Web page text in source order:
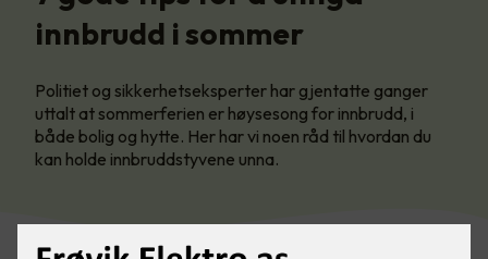
innbrudd i sommer
Politiet og sikkerhetseksperter har gjentatte ganger
uttalt at sommerferien er høysesong for innbrudd, i
både bolig og hytte. Her har vi noen råd til hvordan du
kan holde innbruddstyvene unna.